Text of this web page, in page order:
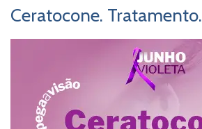
Ceratocone. Tratamento.